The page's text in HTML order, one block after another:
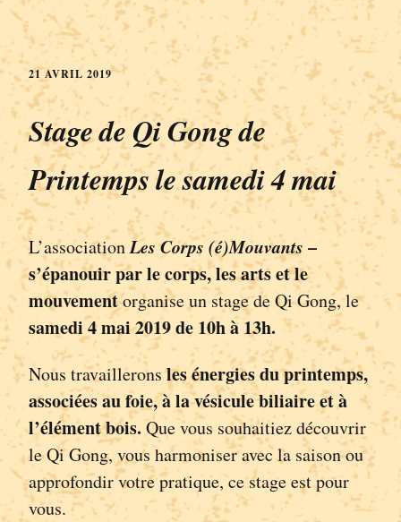
21 AVRIL 2019
Stage de Qi Gong de
Printemps le samedi 4 mai
L’associationLes Corps (é)Mouvants –
s’épanouir par le corps, les arts et le
mouvementorganise un stage de Qi Gong, le
samedi 4 mai2019de 10h à 13h.
Nous travailleronsles énergies du printemps,
associées aufoie, à la vésicule biliaire et à
l’élémentbois.Que vous souhaitiez découvrir
le Qi Gong, vous harmoniser avec la saison ou
approfondir votre pratique, ce stage est pour
vous.